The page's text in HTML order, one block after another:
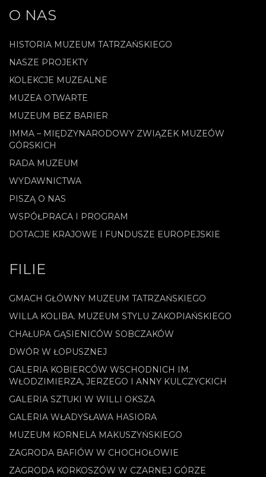
O NAS
HISTORIA MUZEUM TATRZAŃSKIEGO
NASZE PROJEKTY
KOLEKCJE MUZEALNE
MUZEA OTWARTE
MUZEUM BEZ BARIER
IMMA – MIĘDZYNARODOWY ZWIĄZEK MUZEÓW
GÓRSKICH
RADA MUZEUM
WYDAWNICTWA
PISZĄ O NAS
WSPÓŁPRACA I PROGRAM
DOTACJE KRAJOWE I FUNDUSZE EUROPEJSKIE
FILIE
GMACH GŁÓWNY MUZEUM TATRZAŃSKIEGO
WILLA KOLIBA. MUZEUM STYLU ZAKOPIAŃSKIEGO
CHAŁUPA GĄSIENICÓW SOBCZAKÓW
DWÓR W ŁOPUSZNEJ
GALERIA KOBIERCÓW WSCHODNICH IM.
WŁODZIMIERZA, JERZEGO I ANNY KULCZYCKICH
GALERIA SZTUKI W WILLI OKSZA
GALERIA WŁADYSŁAWA HASIORA
MUZEUM KORNELA MAKUSZYŃSKIEGO
ZAGRODA BAFIÓW W CHOCHOŁOWIE
ZAGRODA KORKOSZÓW W CZARNEJ GÓRZE